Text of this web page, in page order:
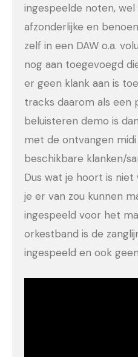
ingespeelde noten,
afzonderlijke en
zelf in een DAW o.a.
nog aan toegevoegd
er geen klank aan is
tracks daarom als een
beluisteren demo is
met de ontvangen
beschikbare klanken/
Dus wat je hoort is
je er van zou kunnen
ingespeeld voor het
orkestband is de
ingespeeld en ook